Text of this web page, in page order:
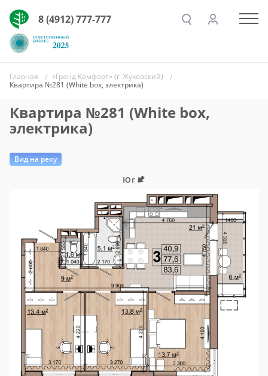
8 (4912) 777-777
Главная
«Гранд Комфорт» (г. Жуковский)
Квартира №281 (White box, электрика)
Квартира №281 (White box,
электрика)
Вид на реку
Юг